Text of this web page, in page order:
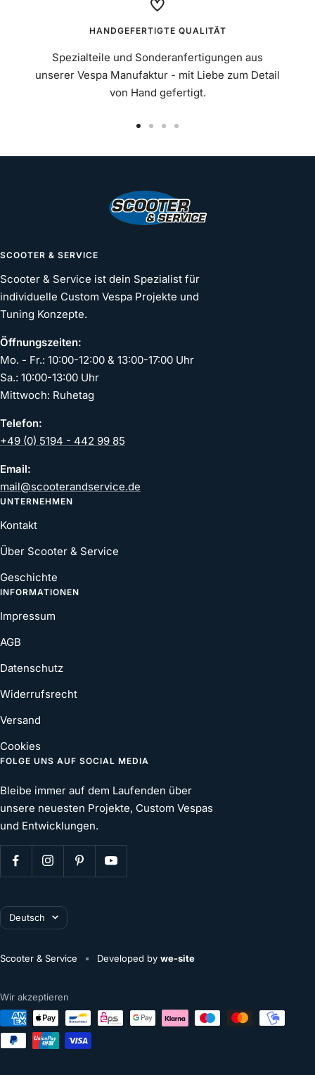
HANDGEFERTIGTE QUALITÄT
Spezialteile und Sonderanfertigungen aus
unserer Vespa Manufaktur - mit Liebe zum Detail
von Hand gefertigt.
SCOOTER & SERVICE
Scooter & Service ist dein Spezialist für
individuelle Custom Vespa Projekte und
Tuning Konzepte.
Öffnungszeiten:
Mo. - Fr.: 10:00-12:00 & 13:00-17:00 Uhr
Sa.: 10:00-13:00 Uhr
Mittwoch: Ruhetag
Telefon:
+49 (0) 5194 - 442 99 85
Email:
mail@scooterandservice.de
UNTERNEHMEN
Kontakt
Über Scooter & Service
Geschichte
INFORMATIONEN
Impressum
AGB
Datenschutz
Widerrufsrecht
Versand
Cookies
FOLGE UNS AUF SOCIAL MEDIA
Bleibe immer auf dem Laufenden über
unsere neuesten Projekte, Custom Vespas
und Entwicklungen.
Sprache
Deutsch
Scooter & Service Developed by we-site
Wir akzeptieren